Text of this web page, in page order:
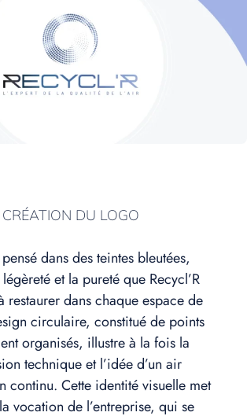
CRÉATION DU LOGO
dans des teintes bleutées,
et la pureté que Recycl’R
restaurer dans chaque espace de
circulaire, constitué de points
organisés, illustre à la fois la
technique et l’idée d’un air
continu. Cette identité visuelle met
vocation de l’entreprise, qui se